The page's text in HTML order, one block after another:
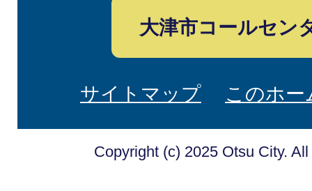
大津市コールセン
サイトマップ このホ
Copyright (c) 2025 Otsu City.